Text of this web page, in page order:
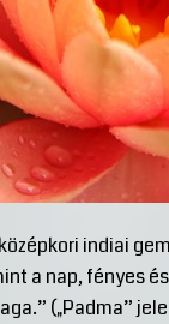
indiai
a nap, fényes
(„Padma”